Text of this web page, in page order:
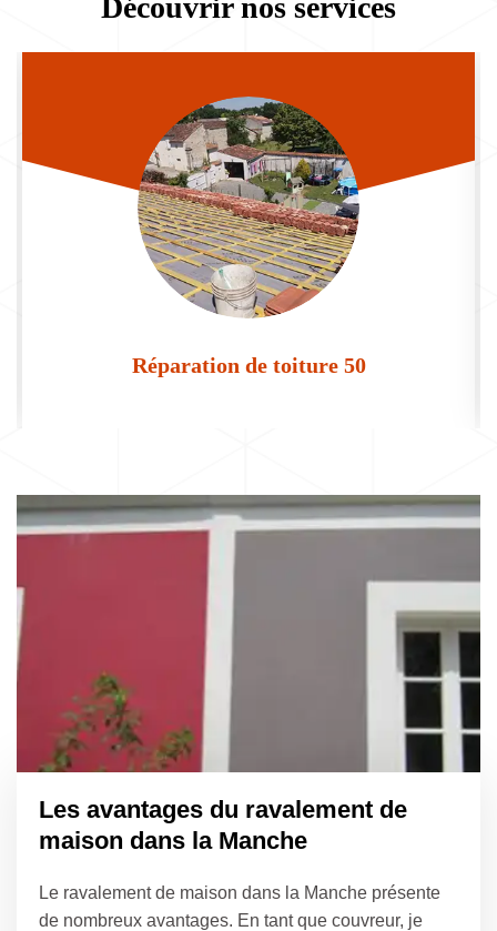
Découvrir nos services
Réparation de toiture 50
Les avantages du ravalement de
maison dans la Manche
Le ravalement de maison dans la Manche présente
de nombreux avantages. En tant que couvreur, je